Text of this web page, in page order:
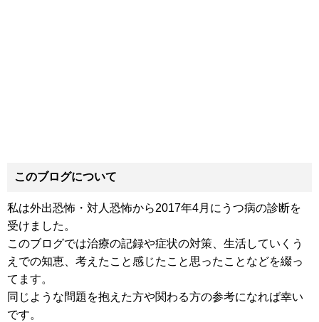
このブログについて
私は外出恐怖・対人恐怖から2017年4月にうつ病の診断を
受けました。
このブログでは治療の記録や症状の対策、生活していくう
えでの知恵、考えたこと感じたこと思ったことなどを綴っ
てます。
同じような問題を抱えた方や関わる方の参考になれば幸い
です。